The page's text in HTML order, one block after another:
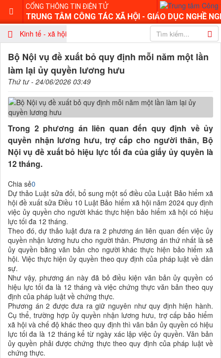
CỔNG THÔNG TIN ĐIỆN TỬ
TRUNG TÂM CÔNG TÁC XÃ HỘI - GIÁO DỤC NGHỀ
Kinh tế - xã hội
Bộ Nội vụ đề xuất bỏ quy định mỗi năm một lần
làm lại ủy quyền lương hưu
Thứ tư - 24/06/2026 03:49
Trong 2 phương án liên quan đến quy định về ủy
quyền nhận lương hưu, trợ cấp cho người thân, Bộ
Nội vụ đề xuất bỏ hiệu lực tối đa của giấy ủy quyền là
12 tháng.
Chia sẻ0
Dự thảo Luật sửa đổi, bổ sung một số điều của Luật Bảo hiểm xã
hội đề xuất sửa Điều 10 Luật Bảo hiểm xã hội năm 2024 quy định
việc ủy quyền cho người khác thực hiện bảo hiểm xã hội có hiệu
lực tối đa 12 tháng.
Theo đó, dự thảo luật đưa ra 2 phương án liên quan đến việc ủy
quyền nhận lương hưu cho người thân. Phương án thứ nhất là sẽ
ủy quyền bằng văn bản cho người khác thực hiện bảo hiểm xã
hội. Việc thực hiện ủy quyền theo quy định của pháp luật về dân
sự.
Như vậy, phương án này đã bỏ điều kiện văn bản ủy quyền có
hiệu lực tối đa là 12 tháng và việc chứng thực văn bản theo quy
định của pháp luật về chứng thực.
Phương án 2 được đưa ra giữ nguyên như quy định hiện hành.
Cụ thể, trường hợp ủy quyền nhận lương hưu, trợ cấp bảo hiểm
xã hội và chế độ khác theo quy định thì văn bản ủy quyền có hiệu
lực tối đa là 12 tháng kể từ ngày xác lập việc ủy quyền. Văn bản
ủy quyền phải được chứng thực theo quy định của pháp luật về
chứng thực.